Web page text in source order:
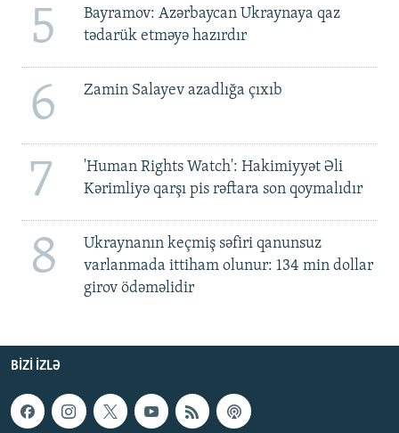
5
Bayramov: Azərbaycan Ukraynaya qaz
tədarük etməyə hazırdır
6 Zamin Salayev azadlığa çıxıb
7
'Human Rights Watch': Hakimiyyət Əli
Kərimliyə qarşı pis rəftara son qoymalıdır
8
Ukraynanın keçmiş səfiri qanunsuz
varlanmada ittiham olunur: 134 min dollar
girov ödəməlidir
BIZI IZLƏ